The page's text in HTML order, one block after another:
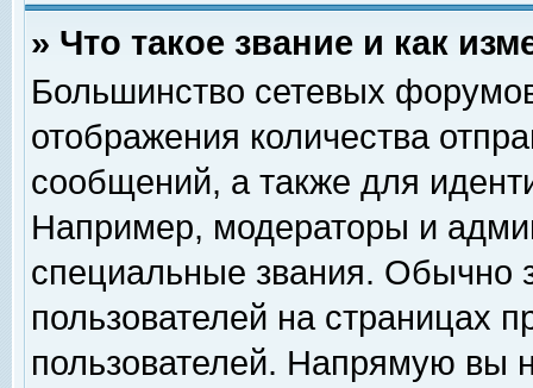
» Что такое звание и как
Большинство сетевых
отображения количества
сообщений, а также для
Например, модераторы и
специальные звания. Обычно
пользователей на страницах
пользователей. Напрямую вы